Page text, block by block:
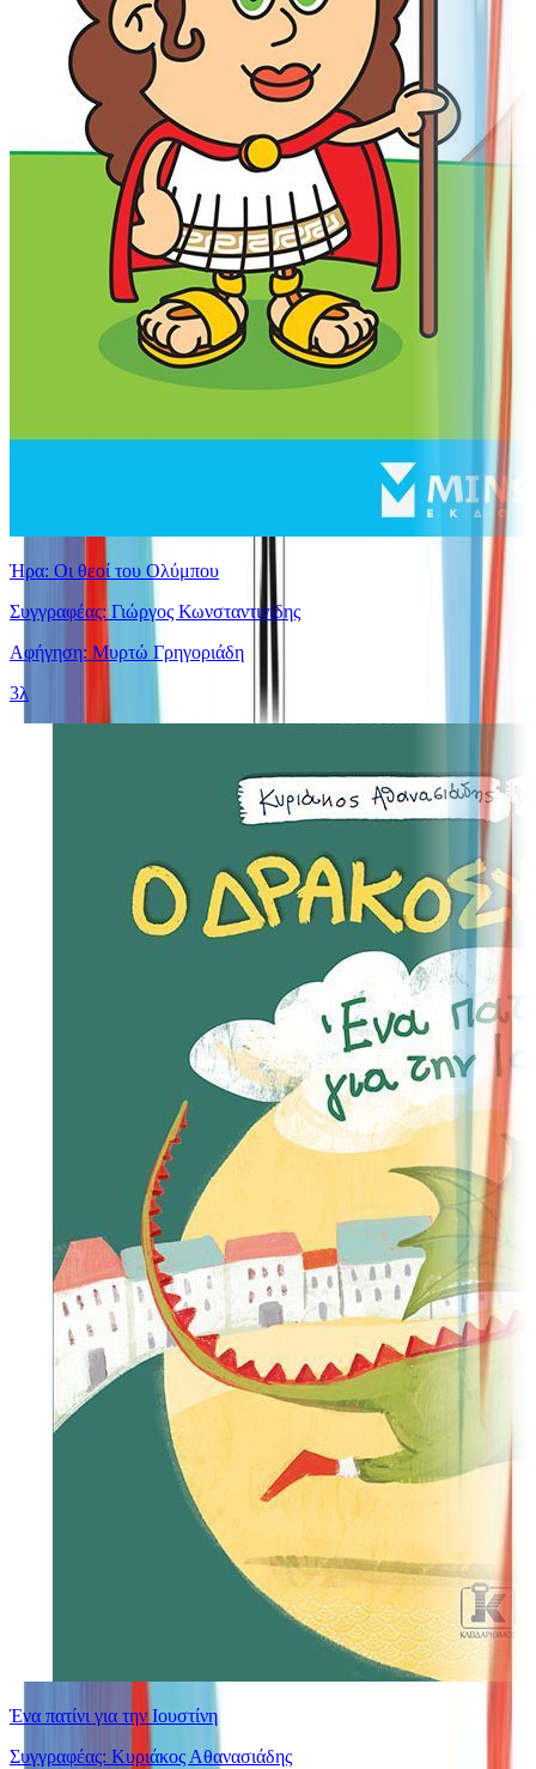
Ήρα: Οι θεοί του Ολύμπου
Συγγραφέας: Γιώργος Κωνσταντινίδης
Αφήγηση: Μυρτώ Γρηγοριάδη
3λ
Ένα πατίνι για την Ιουστίνη
Συγγραφέας: Κυριάκος Αθανασιάδης